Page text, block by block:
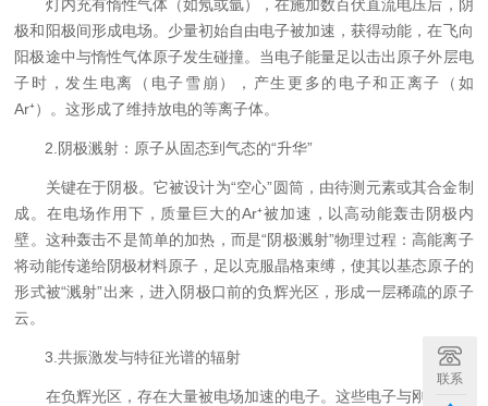
灯内充有惰性气体（如氖或氩），在施加数百伏直流电压后，阴
极和阳极间形成电场。少量初始自由电子被加速，获得动能，在飞向
阳极途中与惰性气体原子发生碰撞。当电子能量足以击出原子外层电
子时，发生电离（电子雪崩），产生更多的电子和正离子（如
Ar⁺）。这形成了维持放电的等离子体。
2.阴极溅射：原子从固态到气态的“升华”
关键在于阴极。它被设计为“空心”圆筒，由待测元素或其合金制
成。在电场作用下，质量巨大的Ar⁺被加速，以高动能轰击阴极内
壁。这种轰击不是简单的加热，而是“阴极溅射”物理过程：高能离子
将动能传递给阴极材料原子，足以克服晶格束缚，使其以基态原子的
形式被“溅射”出来，进入阴极口前的负辉光区，形成一层稀疏的原子
云。
3.共振激发与特征光谱的辐射
在负辉光区，存在大量被电场加速的电子。这些电子与刚刚溅射
联系